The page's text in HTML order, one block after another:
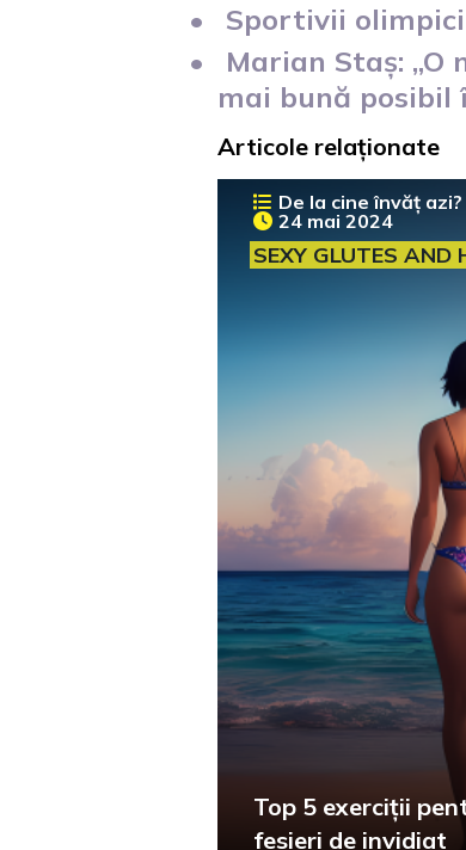
Sportivii
Marian Staș:
mai bună posibil
Articole relaționate
De la cine învăț azi?
24 mai 2024
SEXY GLUTES AND
Top 5 exerciții
fesieri de invidiat